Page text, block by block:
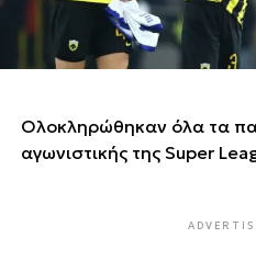
Ολοκληρώθηκαν όλα τα
αγωνιστικής της Super